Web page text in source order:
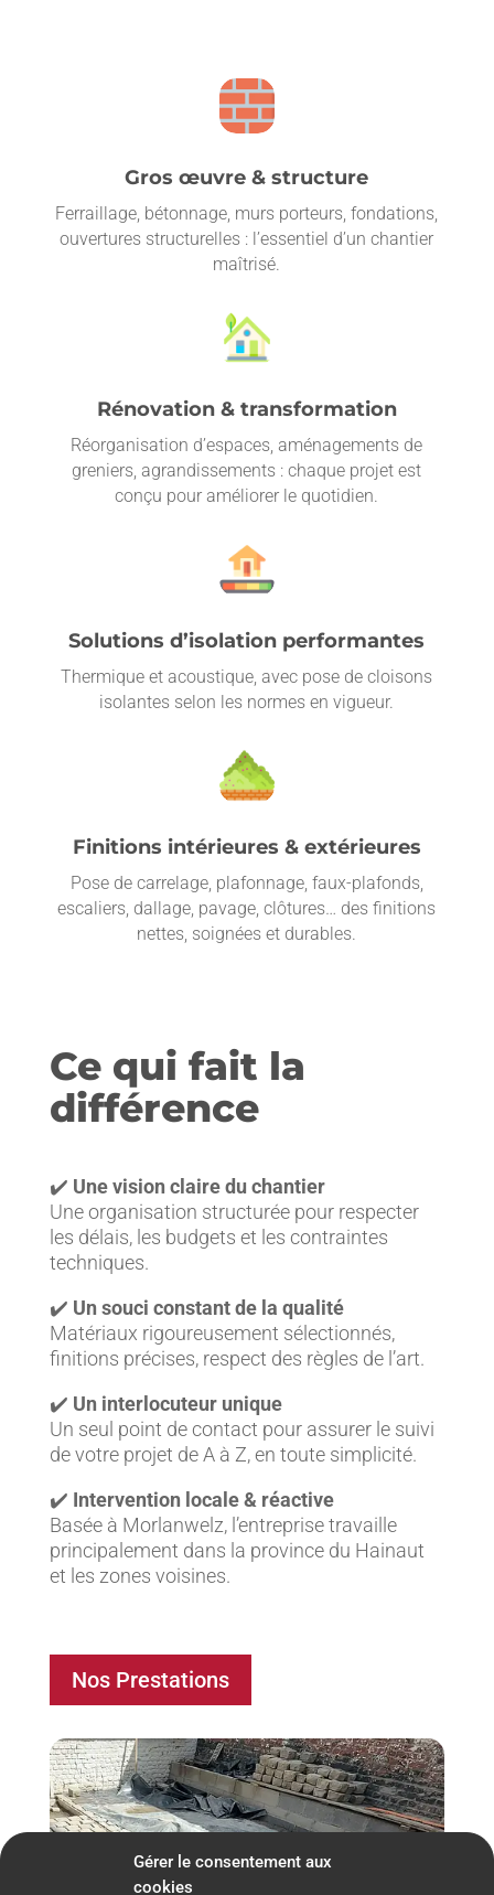
Gérer le consentement aux
cookies
Gros œuvre & structure
Ferraillage, bétonnage, murs porteurs, fondations,
ouvertures structurelles : l’essentiel d’un chantier
maîtrisé.
Rénovation & transformation
Réorganisation d’espaces, aménagements de
greniers, agrandissements : chaque projet est
conçu pour améliorer le quotidien.
Solutions d’isolation performantes
Thermique et acoustique, avec pose de cloisons
isolantes selon les normes en vigueur.
Finitions intérieures & extérieures
Pose de carrelage, plafonnage, faux-plafonds,
escaliers, dallage, pavage, clôtures… des finitions
nettes, soignées et durables.
Ce qui fait la
différence
✔️ Une vision claire du chantier
Une organisation structurée pour respecter
les délais, les budgets et les contraintes
techniques.
✔️ Un souci constant de la qualité
Matériaux rigoureusement sélectionnés,
finitions précises, respect des règles de l’art.
✔️ Un interlocuteur unique
Un seul point de contact pour assurer le suivi
de votre projet de A à Z, en toute simplicité.
✔️ Intervention locale & réactive
Basée à Morlanwelz, l’entreprise travaille
principalement dans la province du Hainaut
et les zones voisines.
Nos Prestations